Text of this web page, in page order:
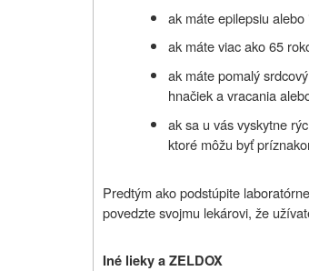
ak máte epilepsiu
ak máte viac ako 65
ak máte pomalý
hnačiek a vracania
ak sa u vás vyskytne
ktoré môžu byť
Predtým ako podstúpite
povedzte svojmu lekárovi, že
Iné lieky a ZELDOX